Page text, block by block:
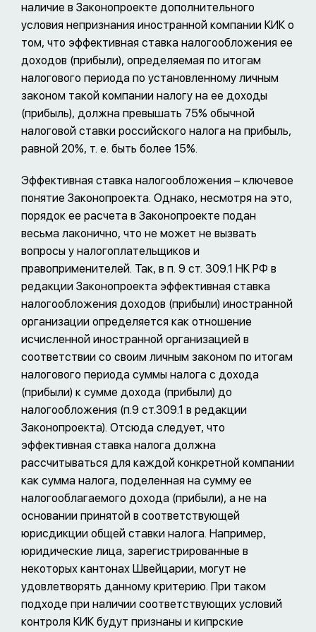
наличие в Законопроекте дополнительного
условия непризнания иностранной компании КИК о
том, что эффективная ставка налогообложения ее
доходов (прибыли), определяемая по итогам
налогового периода по установленному личным
законом такой компании налогу на ее доходы
(прибыль), должна превышать 75% обычной
налоговой ставки российского налога на прибыль,
равной 20%, т. е. быть более 15%.
Эффективная ставка налогообложения – ключевое
понятие Законопроекта. Однако, несмотря на это,
порядок ее расчета в Законопроекте подан
весьма лаконично, что не может не вызвать
вопросы у налогоплательщиков и
правоприменителей. Так, в п. 9 ст. 309.1 НК РФ в
редакции Законопроекта эффективная ставка
налогообложения доходов (прибыли) иностранной
организации определяется как отношение
исчисленной иностранной организацией в
соответствии со своим личным законом по итогам
налогового периода суммы налога с дохода
(прибыли) к сумме дохода (прибыли) до
налогообложения (п.9 ст.309.1 в редакции
Законопроекта). Отсюда следует, что
эффективная ставка налога должна
рассчитываться для каждой конкретной компании
как сумма налога, поделенная на сумму ее
налогооблагаемого дохода (прибыли), а не на
основании принятой в соответствующей
юрисдикции общей ставки налога. Например,
юридические лица, зарегистрированные в
некоторых кантонах Швейцарии, могут не
удовлетворять данному критерию. При таком
подходе при наличии соответствующих условий
контроля КИК будут признаны и кипрские